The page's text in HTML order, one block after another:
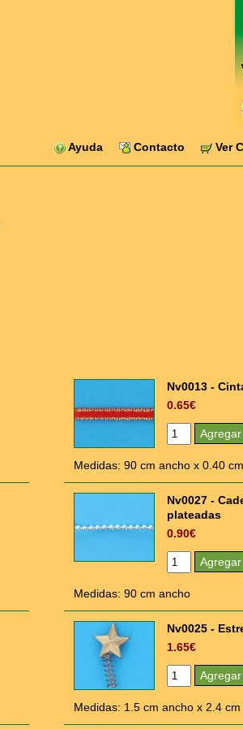
Ver
Contacto
Ayuda
Nv0013 -
0.65€
Medidas: 90 cm ancho x 0.40
Nv0027 -
plateadas
0.90€
Medidas: 90 cm ancho
Nv0025 -
1.65€
Medidas: 1.5 cm ancho x 2.4 cm